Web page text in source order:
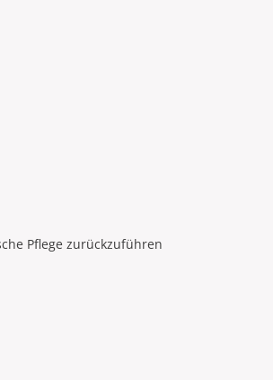
Pflege zurückzuführen